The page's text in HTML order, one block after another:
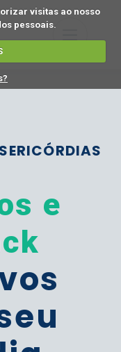
visitas ao nosso
pessoais.
e